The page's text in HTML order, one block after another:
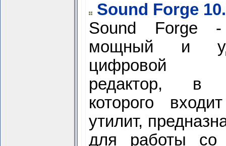
Sound Forge
Sound Forge -
мощный и
цифровой
редактор, в
которого
утилит,
для работы